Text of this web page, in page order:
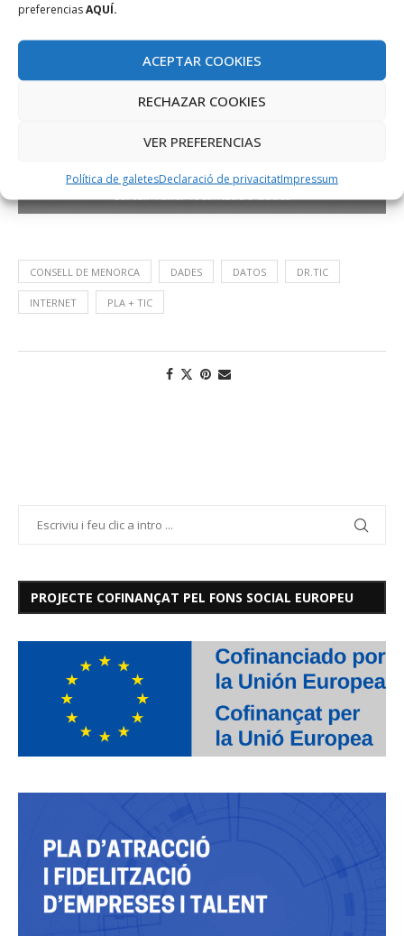
preferenciasAQUÍ.
ACEPTAR COOKIES
RECHAZAR COOKIES
VER PREFERENCIAS
Política de galetesDeclaració de privacitatImpressum
CONSELL DE MENORCA DADES DATOS DR.TIC
INTERNET PLA + TIC
PROJECTE COFINANÇAT PEL FONS SOCIAL EUROPEU